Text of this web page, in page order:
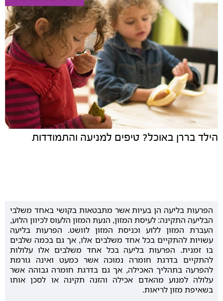
הילד בררן באוכל? טיפים למניעה והתמודדות
הפרעות בליעה הן בעיות אשר מתבטאות בקושי באחד משלבי
הבליעה התקינה: לעיסת המזון, הנעת המזון הלעוס לכיוון הלוע,
העברת המזון ללוע וכניסת המזון לוושט. הפרעות בליעה
עשויות להתקיים בכל אחד משלבים אלו, אך גם בכמה שלבים
בו זמנית. הפרעות בליעה בכל אחד משלבים אלו עלולות
להתקיים בדרגת חומרה נמוכה אשר כמעט ואינה גורמת
להפרעה בתהליך האכילה, אך גם בדרגת חומרה גבוהה אשר
עלולה למנוע מהאדם אכילה והזנה תקינה או לסכן אותו
בשאיפת מזון לריאות.